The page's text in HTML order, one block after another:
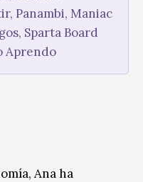
Panambi, Maniac
Sparta Board
Aprendo
Ana ha